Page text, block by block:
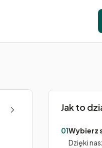
Jak to
01Wybierz
Dzięki